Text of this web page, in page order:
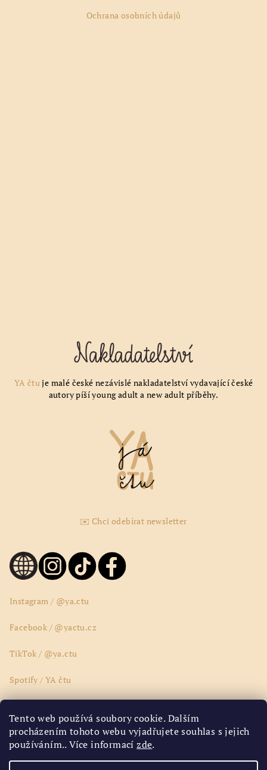
Tento web používá soubory cookie. Dalším
procházením tohoto webu vyjadřujete souhlas s jejich
používáním.. Více informacízde.
Ochrana osobních údajů
YA čtuje malé české nezávislé nakladatelství vydavající české
autory píší young adult a new adult příběhy.
✉️ Chci odebírat newsletter
Instagram / @ya.ctu
Facebook / @yactu.cz
TikTok / @ya.ctu
Spotify / YA čtu
Youtube / @yactucz
Google Disk / ya.ctu.ya